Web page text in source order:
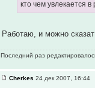
кто чем увлекается
Работаю, и можно
Последний раз
Cherkes 24 дек 2007, 16:44